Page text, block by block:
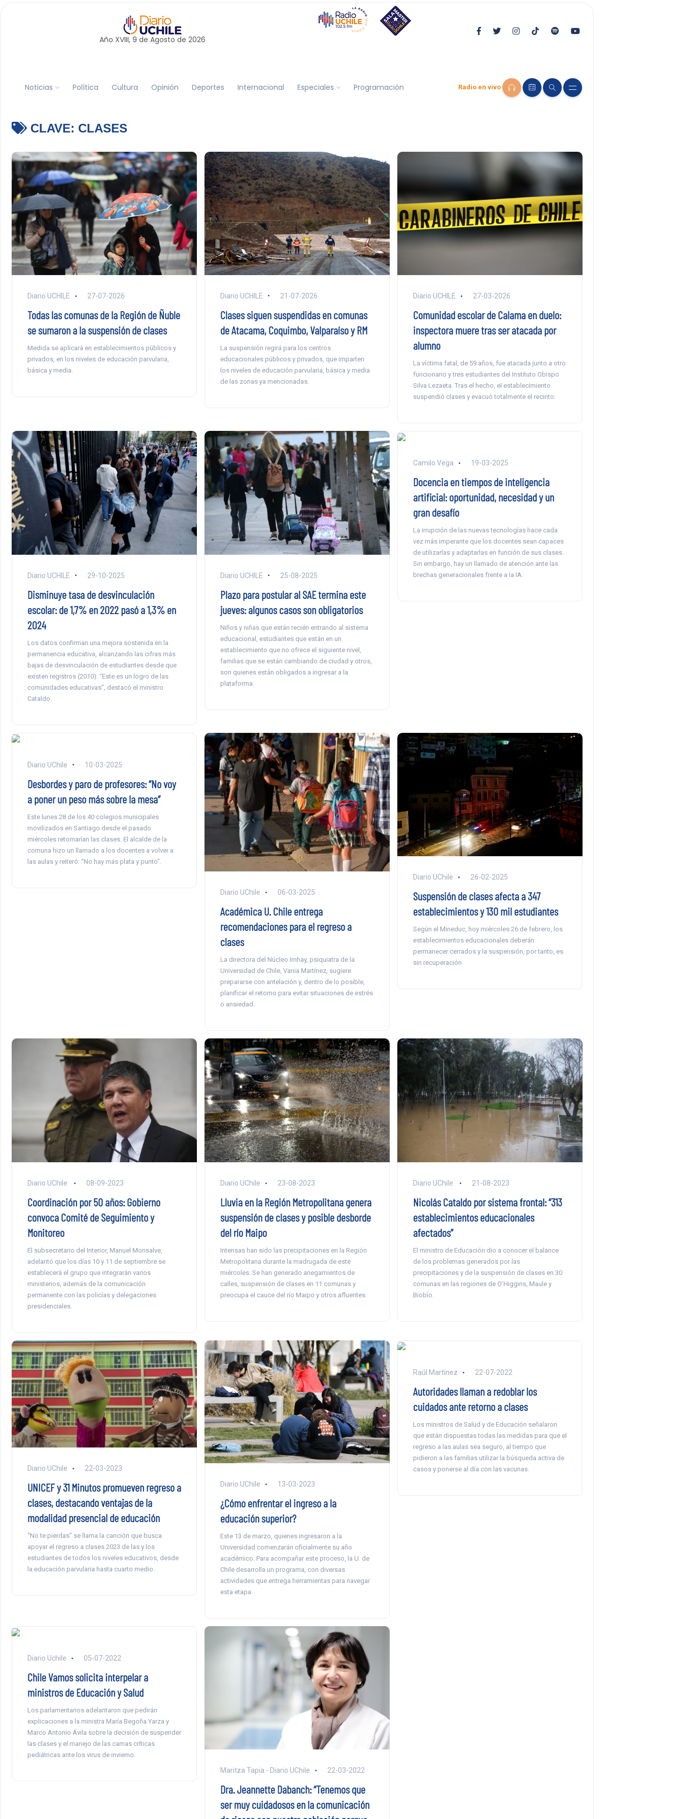
Año XVIII, 9 de Agosto de 2026
Noticias Política Cultura Opinión Deportes Internacional Especiales Programación Radio en vivo
CLAVE: CLASES
Diario UCHILE 27-07-2026
Todas las comunas de la Región de Ñuble
se sumaron a la suspensión de clases
Medida se aplicará en establecimientos públicos y
privados, en los niveles de educación parvularia,
básica y media.
Diario UCHILE 21-07-2026
Clases siguen suspendidas en comunas
de Atacama, Coquimbo, Valparaíso y RM
La suspensión regirá para los centros
educacionales públicos y privados, que imparten
los niveles de educación parvularia, básica y media
de las zonas ya mencionadas.
Diario UCHILE 27-03-2026
Comunidad escolar de Calama en duelo:
inspectora muere tras ser atacada por
alumno
La víctima fatal, de 59 años, fue atacada junto a otro
funcionario y tres estudiantes del Instituto Obispo
Silva Lezaeta. Tras el hecho, el establecimiento
suspendió clases y evacuó totalmente el recinto.
Diario UCHILE 29-10-2025
Disminuye tasa de desvinculación
escolar: de 1,7% en 2022 pasó a 1,3% en
2024
Los datos confirman una mejora sostenida en la
permanencia educativa, alcanzando las cifras más
bajas de desvinculación de estudiantes desde que
existen registros (2010). “Este es un logro de las
comunidades educativas”, destacó el ministro
Cataldo.
Diario UCHILE 25-08-2025
Plazo para postular al SAE termina este
jueves: algunos casos son obligatorios
Niños y niñas que están recién entrando al sistema
educacional, estudiantes que están en un
establecimiento que no ofrece el siguiente nivel,
familias que se están cambiando de ciudad y otros,
son quienes están obligados a ingresar a la
plataforma.
Camilo Vega 19-03-2025
Docencia en tiempos de inteligencia
artificial: oportunidad, necesidad y un
gran desafío
La irrupción de las nuevas tecnologías hace cada
vez más imperante que los docentes sean capaces
de utilizarlas y adaptarlas en función de sus clases.
Sin embargo, hay un llamado de atención ante las
brechas generacionales frente a la IA.
Diario UChile 10-03-2025
Desbordes y paro de profesores: “No voy
a poner un peso más sobre la mesa”
Este lunes 28 de los 40 colegios municipales
movilizados en Santiago desde el pasado
miércoles retomarían las clases. El alcalde de la
comuna hizo un llamado a los docentes a volver a
las aulas y reiteró: “No hay más plata y punto”.
Diario UChile 06-03-2025
Académica U. Chile entrega
recomendaciones para el regreso a
clases
La directora del Núcleo Imhay, psiquiatra de la
Universidad de Chile, Vania Martínez, sugiere
prepararse con antelación y, dentro de lo posible,
planificar el retorno para evitar situaciones de estrés
o ansiedad.
Diario UChile 26-02-2025
Suspensión de clases afecta a 347
establecimientos y 130 mil estudiantes
Según el Mineduc, hoy miércoles 26 de febrero, los
establecimientos educacionales deberán
permanecer cerrados y la suspensión, por tanto, es
sin recuperación.
Diario UChile 08-09-2023
Coordinación por 50 años: Gobierno
convoca Comité de Seguimiento y
Monitoreo
El subsecretario del Interior, Manuel Monsalve,
adelantó que los días 10 y 11 de septiembre se
establecerá el grupo que integrarán varios
ministerios, además de la comunicación
permanente con las policías y delegaciones
presidenciales.
Diario UChile 23-08-2023
Lluvia en la Región Metropolitana genera
suspensión de clases y posible desborde
del río Maipo
Intensas han sido las precipitaciones en la Región
Metropolitana durante la madrugada de este
miércoles. Se han generado anegamientos de
calles, suspensión de clases en 11 comunas y
preocupa el cauce del río Maipo y otros afluentes.
Diario UChile 21-08-2023
Nicolás Cataldo por sistema frontal: “313
establecimientos educacionales
afectados”
El ministro de Educación dio a conocer el balance
de los problemas generados por las
precipitaciones y de la suspensión de clases en 30
comunas en las regiones de O’Higgins, Maule y
Biobío.
Diario UChile 22-03-2023
UNICEF y 31 Minutos promueven regreso a
clases, destacando ventajas de la
modalidad presencial de educación
“No te pierdas” se llama la canción que busca
apoyar el regreso a clases 2023 de las y los
estudiantes de todos los niveles educativos, desde
la educación parvularia hasta cuarto medio.
Diario UChile 13-03-2023
¿Cómo enfrentar el ingreso a la
educación superior?
Este 13 de marzo, quienes ingresaron a la
Universidad comenzarán oficialmente su año
académico. Para acompañar este proceso, la U. de
Chile desarrolla un programa, con diversas
actividades que entrega herramientas para navegar
esta etapa.
Raúl Martínez 22-07-2022
Autoridades llaman a redoblar los
cuidados ante retorno a clases
Los ministros de Salud y de Educación señalaron
que están dispuestas todas las medidas para que el
regreso a las aulas sea seguro, al tiempo que
pidieron a las familias utilizar la búsqueda activa de
casos y ponerse al día con las vacunas.
Diario Uchile 05-07-2022
Chile Vamos solicita interpelar a
ministros de Educación y Salud
Los parlamentarios adelantaron que pedirán
explicaciones a la ministra María Begoña Yarza y
Marco Antonio Ávila sobre la decisión de suspender
las clases y el manejo de las camas críticas
pediátricas ante los virus de invierno.
Maritza Tapia - Diario UChile 22-03-2022
Dra. Jeannette Dabanch: “Tenemos que
ser muy cuidadosos en la comunicación